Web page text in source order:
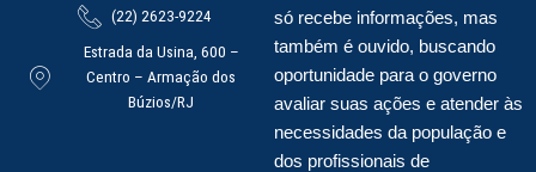
(22) 2623-9224
Estrada da Usina, 600 –
Centro – Armação dos
Búzios/RJ
só recebe informações, mas
também é ouvido, buscando
oportunidade para o governo
avaliar suas ações e atender às
necessidades da população e
dos profissionais de